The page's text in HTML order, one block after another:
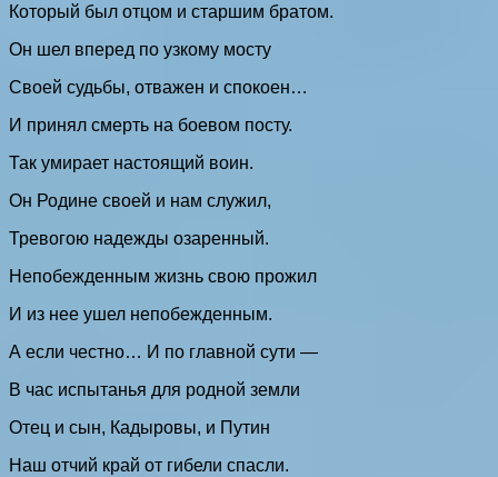
Который был отцом и старшим братом.
Он шел вперед по узкому мосту
Своей судьбы, отважен и спокоен…
И принял смерть на боевом посту.
Так умирает настоящий воин.
Он Родине своей и нам служил,
Тревогою надежды озаренный.
Непобежденным жизнь свою прожил
И из нее ушел непобежденным.
А если честно… И по главной сути —
В час испытанья для родной земли
Отец и сын, Кадыровы, и Путин
Наш отчий край от гибели спасли.